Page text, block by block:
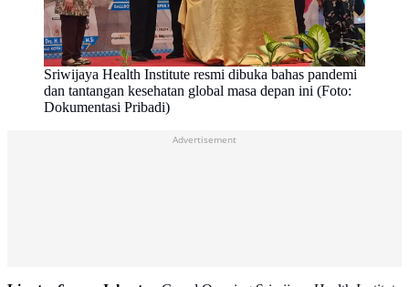
Sriwijaya Health Institute resmi dibuka bahas pandemi
dan tantangan kesehatan global masa depan ini (Foto:
Dokumentasi Pribadi)
Advertisement